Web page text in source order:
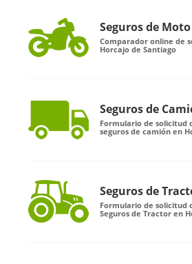
Seguros de Moto
Comparador online de
Horcajo de Santiago
Seguros de
Formulario de solicitud
seguros de camión en
Seguros de
Formulario de solicitud
Seguros de Tractor en